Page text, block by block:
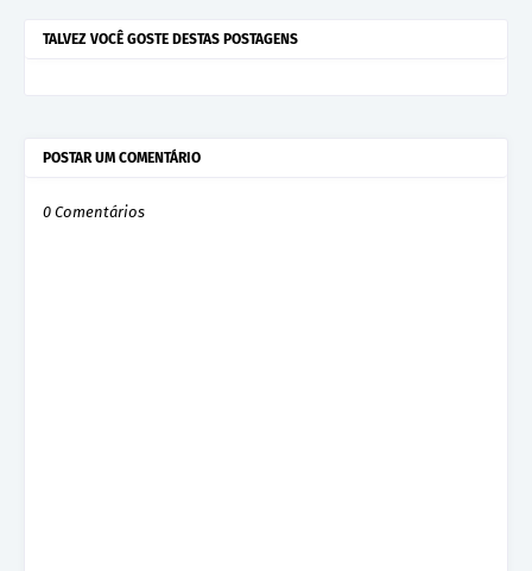
TALVEZ VOCÊ GOSTE DESTAS POSTAGENS
POSTAR UM COMENTÁRIO
0 Comentários